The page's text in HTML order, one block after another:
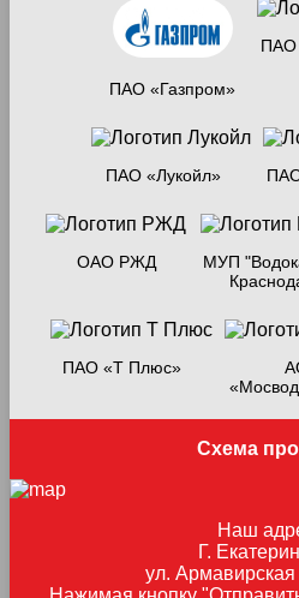
ПАО «Газпром»
ПАО
ПАО «Лукойл»
ОАО РЖД
МУП
ПАО «Т Плюс»
Схема
Наш
Г.
ул.